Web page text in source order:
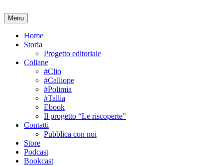
al
contenuto
Menu
Home
Storia
Progetto editoriale
Collane
#Clio
#Calliope
#Polimia
#Tallia
Ebook
Il progetto “Le riscoperte”
Contatti
Pubblica con noi
Store
Podcast
Bookcast